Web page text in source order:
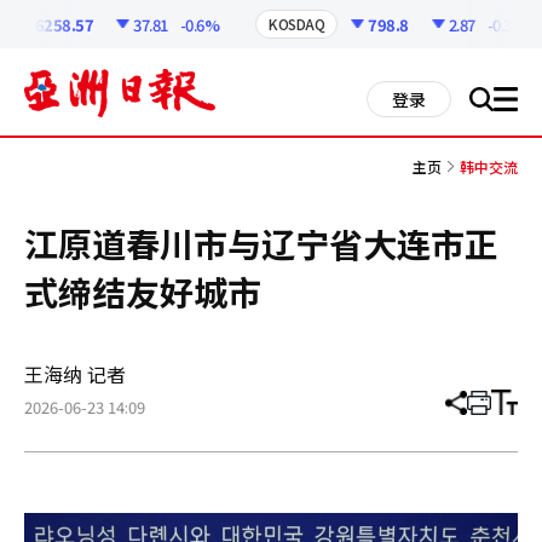
6258.57 37.81 -0.6% KOSDAQ 798.8 2.87 -0.36%
登录 搜 all
主页 韩中交流
江原道春川市与辽宁省大连市正
式缔结友好城市
王海纳 记者
2026-06-23 14:09 分
章
打 调
小